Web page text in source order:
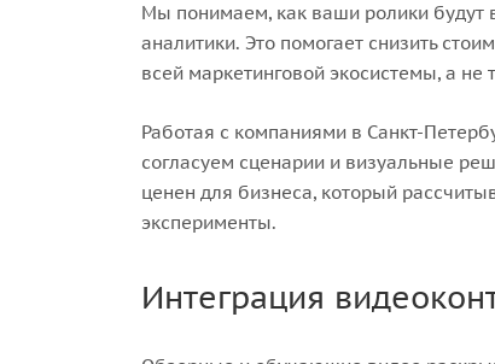
Мы понимаем, как ваши ролики будут
аналитики. Это помогает снизить
всей маркетинговой экосистемы, а не
Работая с компаниями в Санкт-
согласуем сценарии и визуальные
ценен для бизнеса, который
эксперименты.
Интеграция